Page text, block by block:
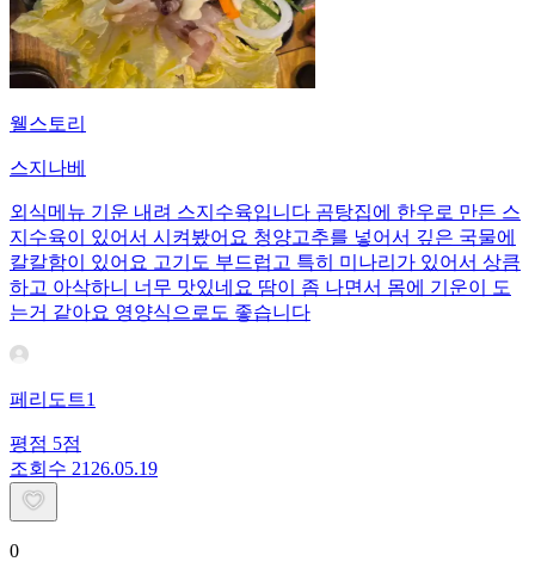
웰스토리
스지나베
외식메뉴 기운 내려 스지수육입니다 곰탕집에 한우로 만든 스
지수육이 있어서 시켜봤어요 청양고추를 넣어서 깊은 국물에
칼칼함이 있어요 고기도 부드럽고 특히 미나리가 있어서 상큼
하고 아삭하니 너무 맛있네요 땀이 좀 나면서 몸에 기운이 도
는거 같아요 영양식으로도 좋습니다
페리도트1
평점 5점
조회수 21 26.05.19
0